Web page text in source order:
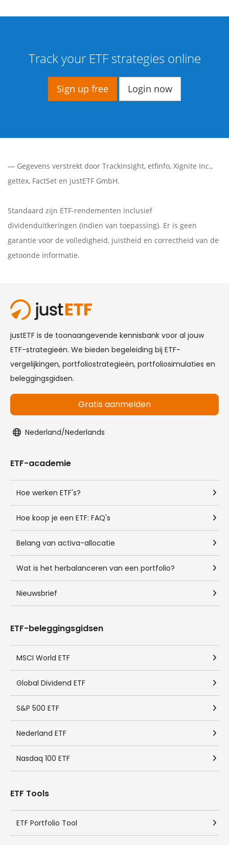
Track your ETF strategies online
Sign up free Login now
— Gegevens verstrekt door Trackinsight, etfinfo, Xignite Inc.,
gettex, FactSet en justETF GmbH.
Standaard zijn ETF-rendementen inclusief
dividenduitkeringen (indien van toepassing). Er is geen
garantie voor de volledigheid, juistheid en correctheid van de
getoonde informatie.